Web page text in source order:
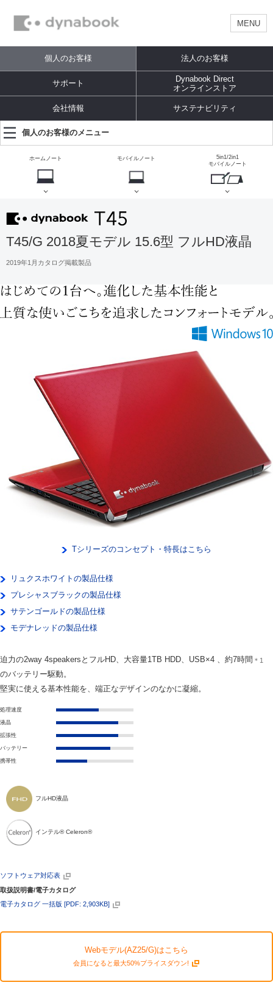
MENU
個人のお客様 法人のお客様
サポート
Dynabook Direct
オンラインストア
会社情報 サステナビリティ
個人のお客様のメニュー
ホームノート モバイルノート
5in1/2in1
モバイルノート
T45/G 2018夏モデル 15.6型 フルHD液晶
2019年1月カタログ掲載製品
Tシリーズのコンセプト・特長はこちら
リュクスホワイトの製品仕様
プレシャスブラックの製品仕様
サテンゴールドの製品仕様
モデナレッドの製品仕様
迫力の2way 4speakersとフルHD、大容量1TB HDD、USB×4 、約7時間 ＊1
のバッテリー駆動。
堅実に使える基本性能を、端正なデザインのなかに凝縮。
処理速度
液晶
拡張性
バッテリー
携帯性
フルHD液晶
インテル® Celeron®
ソフトウェア対応表
取扱説明書/電子カタログ
電子カタログ 一括版 [PDF: 2,903KB]
Webモデル(AZ25/G)はこちら
会員になると最大50%プライスダウン!